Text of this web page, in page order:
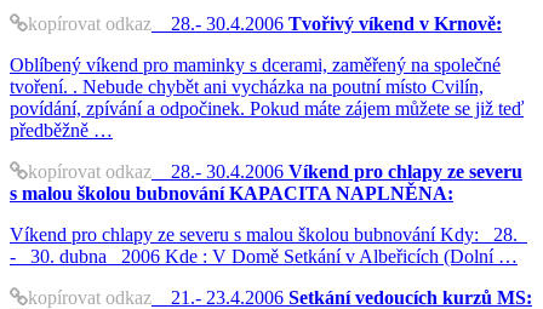
kopírovat odkaz 28.- 30.4.2006 Tvořivý víkend v Krnově:
Oblíbený víkend pro maminky s dcerami, zaměřený na společné
tvoření. . Nebude chybět ani vycházka na poutní místo Cvilín,
povídání, zpívání a odpočinek. Pokud máte zájem můžete se již teď
předběžně …
kopírovat odkaz 28.- 30.4.2006 Víkend pro chlapy ze severu
s malou školou bubnování KAPACITA NAPLNĚNA:
Víkend pro chlapy ze severu s malou školou bubnování Kdy: 28.
- 30. dubna 2006 Kde : V Domě Setkání v Albeřicích (Dolní …
kopírovat odkaz 21.- 23.4.2006 Setkání vedoucích kurzů MS: